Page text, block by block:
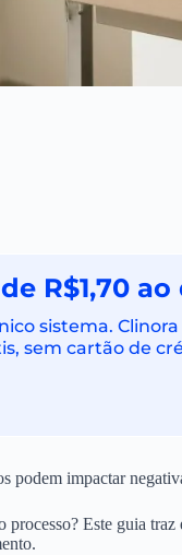
R$1,70 ao
sistema.
sem cartão de
podem impactar
Este guia traz